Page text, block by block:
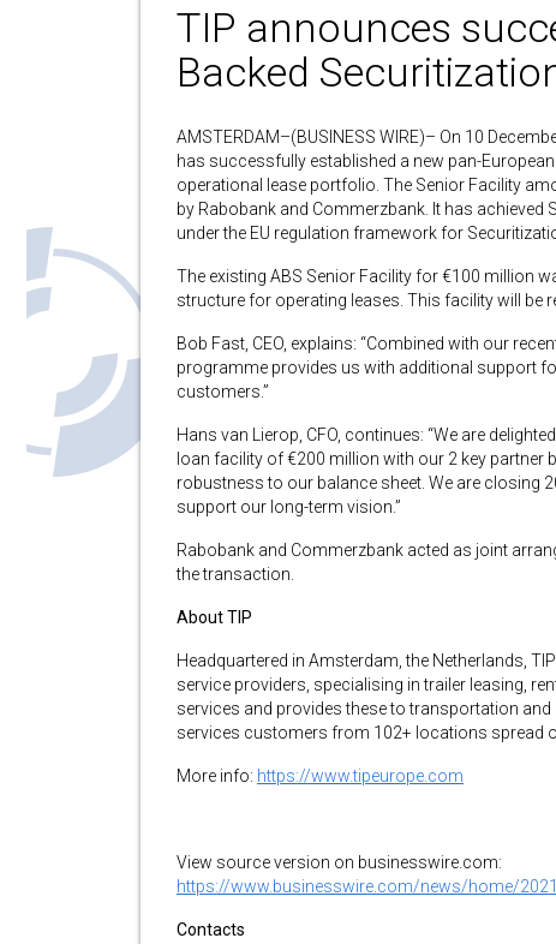
TIP announces
Backed
AMSTERDAM–(BUSINESS WIRE)– On 10
has successfully established a new pan-
operational lease portfolio. The Senior Facility
by Rabobank and Commerzbank. It has
under the EU regulation framework for
The existing ABS Senior Facility for €100 million
structure for operating leases. This facility will be
Bob Fast, CEO, explains: “Combined with our
programme provides us with additional support
customers.”
Hans van Lierop, CFO, continues: “We are
loan facility of €200 million with our 2 key
robustness to our balance sheet. We are closing
support our long-term vision.”
Rabobank and Commerzbank acted as joint
the transaction.
About TIP
Headquartered in Amsterdam, the Netherlands,
service providers, specialising in trailer leasing,
services and provides these to transportation
services customers from 102+ locations spread
More info: https://www.tipeurope.com
View source version on businesswire.com:
https://www.businesswire.com/news/home/
Contacts